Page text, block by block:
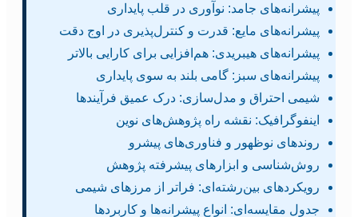
پیشرانه‌های جامد: نوآوری در قلب پایداری
پیشرانه‌های مایع: قدرت و کنترل‌پذیری در اوج دقت
پیشرانه‌های هیبریدی: هم‌افزایی برای کارایی بالاتر
پیشرانه‌های سبز: گامی بلند به سوی پایداری
شیمی احتراق و مدل‌سازی: درک عمیق فرآیندها
اینفوگرافیک: نقشه راه پژوهش‌های نوین
روندهای نوظهور و فناوری‌های پیشرو
روش‌شناسی و ابزارهای پیشرفته پژوهش
رویکردهای بین‌رشته‌ای: فراتر از مرزهای شیمی
جدول مقایسه‌ای: انواع پیشرانه‌ها و کاربردها